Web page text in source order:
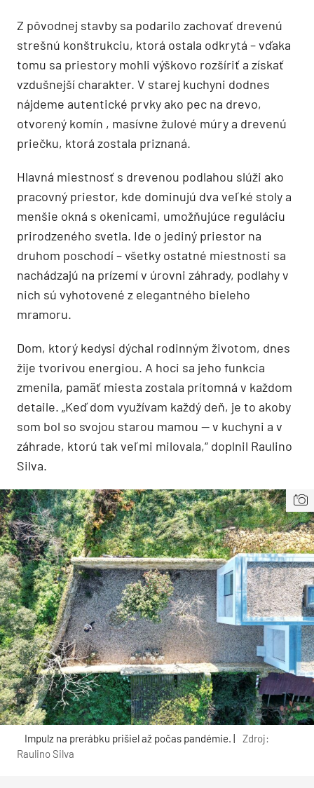
Z pôvodnej stavby sa podarilo zachovať drevenú
strešnú konštrukciu, ktorá ostala odkrytá – vďaka
tomu sa priestory mohli výškovo rozšíriť a získať
vzdušnejší charakter. V starej kuchyni dodnes
nájdeme autentické prvky ako pec na drevo,
otvorený komín , masívne žulové múry a drevenú
priečku, ktorá zostala priznaná.
Hlavná miestnosť s drevenou podlahou slúži ako
pracovný priestor, kde dominujú dva veľké stoly a
menšie okná s okenicami, umožňujúce reguláciu
prirodzeného svetla. Ide o jediný priestor na
druhom poschodí – všetky ostatné miestnosti sa
nachádzajú na prízemí v úrovni záhrady, podlahy v
nich sú vyhotovené z elegantného bieleho
mramoru.
Dom, ktorý kedysi dýchal rodinným životom, dnes
žije tvorivou energiou. A hoci sa jeho funkcia
zmenila, pamäť miesta zostala prítomná v každom
detaile. „Keď dom využívam každý deň, je to akoby
som bol so svojou starou mamou — v kuchyni a v
záhrade, ktorú tak veľmi milovala,“ doplnil Raulino
Silva.
Impulz na prerábku prišiel až počas pandémie. |
Zdroj:
Raulino Silva